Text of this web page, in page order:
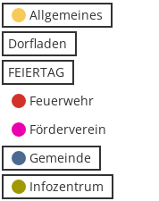
Allgemeines
Dorfladen
FEIERTAG
Feuerwehr
Förderverein
Gemeinde
Infozentrum